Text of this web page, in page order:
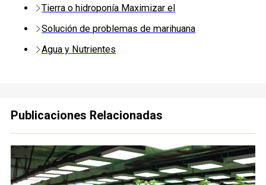
Tierra o hidroponía Maximizar el
Solución de problemas de marihuana
Agua y Nutrientes
Publicaciones Relacionadas